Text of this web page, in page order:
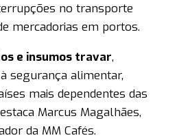
no transporte
mercadorias em portos.
e insumos travar,
segurança alimentar,
mais dependentes das
Marcus Magalhães,
da MM Cafés.